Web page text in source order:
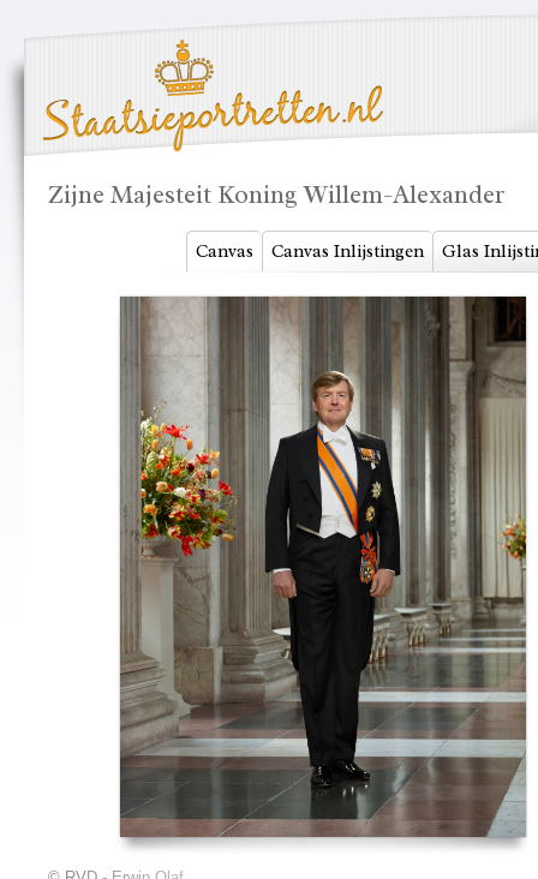
Zijne Majesteit Koning Willem-Alexander
Canvas Canvas Inlijstingen Glas